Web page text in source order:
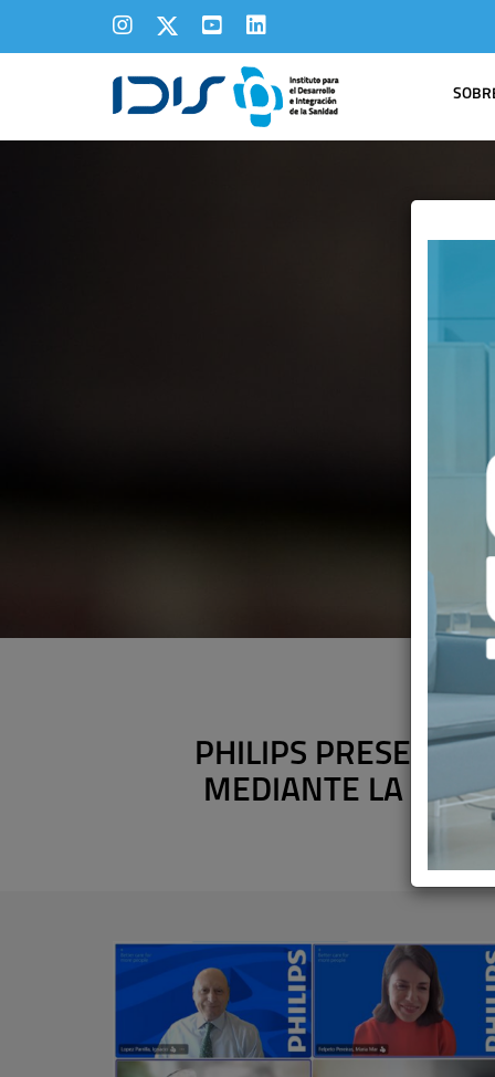
PHILIPS PRESENTA
MEDIANTE LA